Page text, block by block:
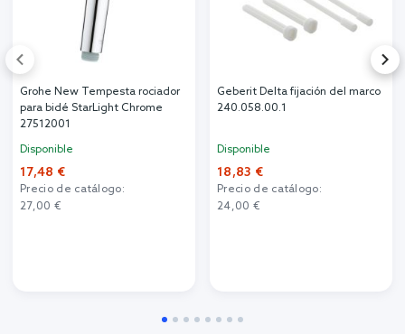
Grohe New Tempesta rociador
para bidé StarLight Chrome
27512001
Disponible
17,48 €
Precio de catálogo:
27,00 €
Geberit Delta fijación del marco
240.058.00.1
Disponible
18,83 €
Precio de catálogo:
24,00 €